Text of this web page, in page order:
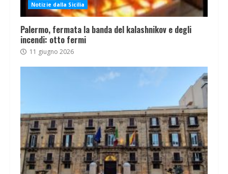
Notizie dalla Sicilia
Palermo, fermata la banda del kalashnikov e degli
incendi: otto fermi
11 giugno 2026